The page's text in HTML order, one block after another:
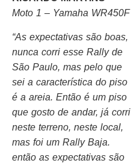
Moto 1 – Yamaha WR450F
“As expectativas são boas,
nunca corri esse Rally de
São Paulo, mas pelo que
sei a característica do piso
é a areia. Então é um piso
que gosto de andar, já corri
neste terreno, neste local,
mas foi um Rally Baja.
então as expectativas são